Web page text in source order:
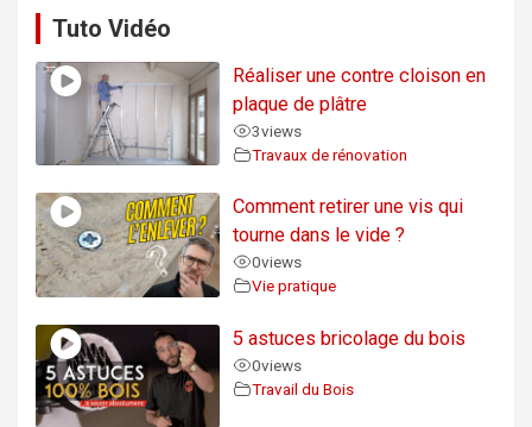
Tuto Vidéo
Réaliser une contre cloison en
plaque de plâtre
3views
Travaux de rénovation
Comment retirer une vis qui
tourne dans le vide ?
0views
Vie pratique
5 astuces bricolage du bois
0views
Travail du Bois